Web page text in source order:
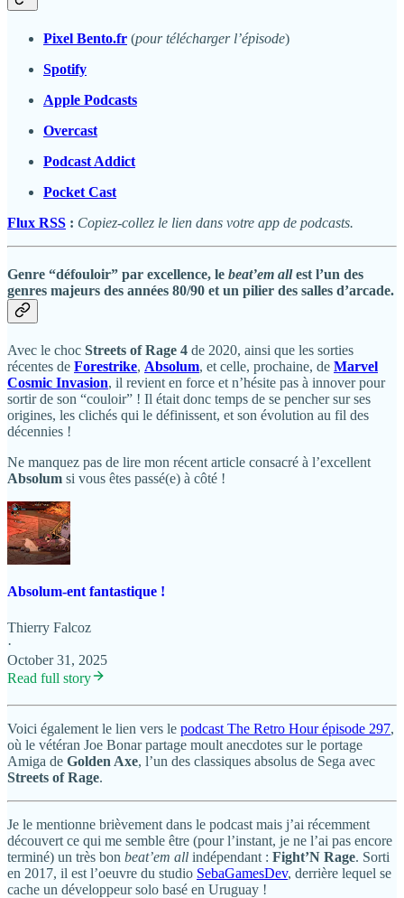
Pixel Bento.fr (pour télécharger l’épisode)
Spotify
Apple Podcasts
Overcast
Podcast Addict
Pocket Cast
Flux RSS : Copiez-collez le lien dans votre app de podcasts.
Genre “défouloir” par excellence, le beat’em allest l’un des
genres majeurs des années 80/90 et un pilier des salles d’arcade.
Avec le choc Streets of Rage 4 de 2020, ainsi que les sorties
récentes de Forestrike, Absolum, et celle, prochaine, de Marvel
Cosmic Invasion, il revient en force et n’hésite pas à innover pour
sortir de son “couloir” ! Il était donc temps de se pencher sur ses
origines, les clichés qui le définissent, et son évolution au fil des
décennies !
Ne manquez pas de lire mon récent article consacré à l’excellent
Absolum si vous êtes passé(e) à côté !
Absolum-ent fantastique !
Thierry Falcoz
·
October 31, 2025
Read full story
Voici également le lien vers le podcast The Retro Hour épisode 297,
où le vétéran Joe Bonar partage moult anecdotes sur le portage
Amiga de Golden Axe, l’un des classiques absolus de Sega avec
Streets of Rage.
Je le mentionne brièvement dans le podcast mais j’ai récemment
découvert ce qui me semble être (pour l’instant, je ne l’ai pas encore
terminé) un très bon beat’em all indépendant : Fight’N Rage. Sorti
en 2017, il est l’oeuvre du studio SebaGamesDev, derrière lequel se
cache un développeur solo basé en Uruguay !